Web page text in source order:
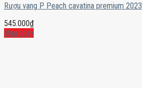
Rượu vang P Peach cavatina premium 2023
545.000₫
Mua ngay